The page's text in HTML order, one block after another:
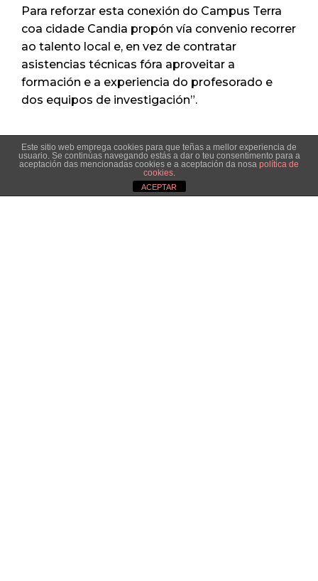
Para reforzar esta conexión do Campus Terra
coa cidade Candia propón vía convenio recorrer
ao talento local e, en vez de contratar
asistencias técnicas fóra aproveitar a
formación e a experiencia do profesorado e
dos equipos de investigación”.
Para apoiar o talento dos universitarios a
alcaldable popular propón entre outras
cuestións: crear novos espazos con viveiros de
empresas par os recén titulados; en materia de
Este sitio web emprega cookies para que teñas a mellor experiencia de
usuario. Se continúas navegando estás a dar o teu consentimento para a
aceptación das mencionadas cookies e a aceptación da nosa política de
cookies.
ACEPTAR